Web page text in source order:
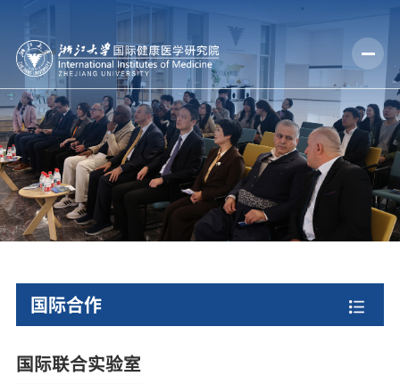
国际合作
国际联合实验室